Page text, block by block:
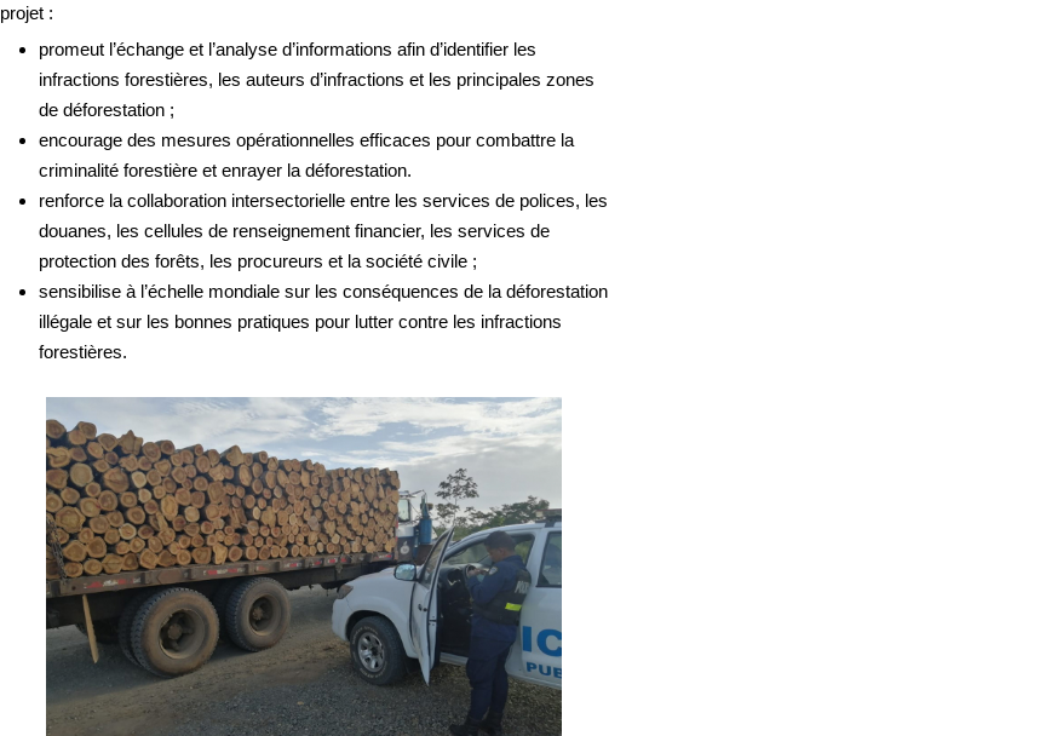
projet :
promeut l’échange et l’analyse d’informations afin d’identifier les
infractions forestières, les auteurs d’infractions et les principales zones
de déforestation ;
encourage des mesures opérationnelles efficaces pour combattre la
criminalité forestière et enrayer la déforestation.
renforce la collaboration intersectorielle entre les services de polices, les
douanes, les cellules de renseignement financier, les services de
protection des forêts, les procureurs et la société civile ;
sensibilise à l’échelle mondiale sur les conséquences de la déforestation
illégale et sur les bonnes pratiques pour lutter contre les infractions
forestières.